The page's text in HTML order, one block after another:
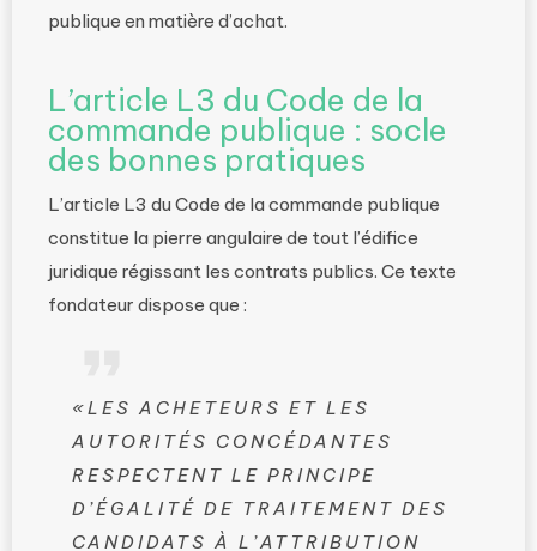
publique en matière d’achat.
L’article L3 du Code de la
commande publique : socle
des bonnes pratiques
L’article L3 du Code de la commande publique
constitue la pierre angulaire de tout l’édifice
juridique régissant les contrats publics. Ce texte
fondateur dispose que :
«LES ACHETEURS ET LES
AUTORITÉS CONCÉDANTES
RESPECTENT LE PRINCIPE
D’ÉGALITÉ DE TRAITEMENT DES
CANDIDATS À L’ATTRIBUTION